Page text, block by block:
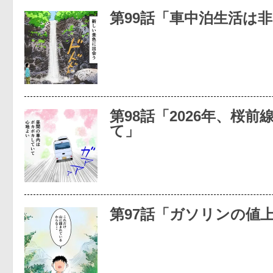
第99話「車中泊生活は
第98話「2026年、桜前
て」
第97話「ガソリンの値